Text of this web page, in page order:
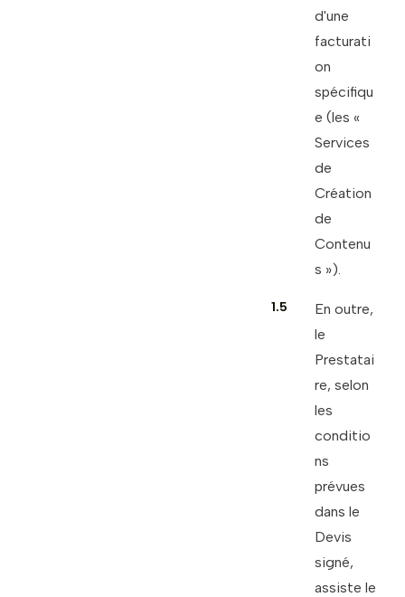
d'une
facturati
on
spécifiqu
e (les «
Services
de
Création
de
Contenu
s »).
1.5
En outre,
le
Prestatai
re, selon
les
conditio
ns
prévues
dans le
Devis
signé,
assiste le